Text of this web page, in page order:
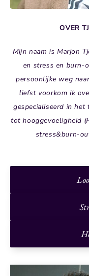
OVER
Mijn naam is Marjon
en stress en burn-
persoonlijke weg
liefst voorkom ik
gespecialiseerd in het
tot hooggevoeligheid
stress&burn-